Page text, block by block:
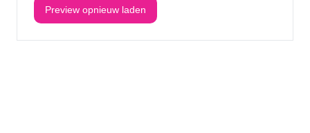
Preview opnieuw laden